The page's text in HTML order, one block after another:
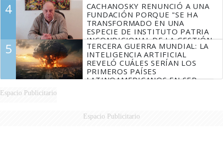
4
CACHANOSKY RENUNCIÓ A UNA
FUNDACIÓN PORQUE "SE HA
TRANSFORMADO EN UNA
ESPECIE DE INSTITUTO PATRIA
INCONDICIONAL DE LA GESTIÓN
DE MILEI"
5
TERCERA GUERRA MUNDIAL: LA
INTELIGENCIA ARTIFICIAL
REVELÓ CUÁLES SERÍAN LOS
PRIMEROS PAÍSES
LATINOAMERICANOS EN SER
Espacio Publicitario
Espacio Publicitario